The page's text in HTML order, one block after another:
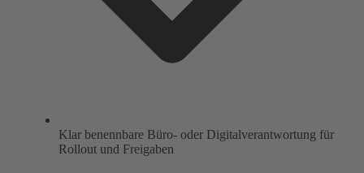
Klar benennbare Büro- oder Digitalverantwortung für
Rollout und Freigaben